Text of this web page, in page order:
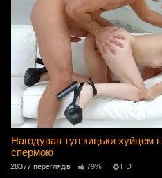
Нагодував тугі кицьки хуйцем
спермою
28377 переглядів 79% HD